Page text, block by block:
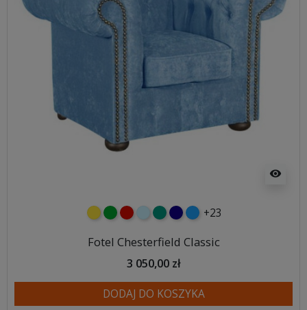
visibility
żółtyzielonyczerwony
błękitnyturkusowy
granatowy
niebieski
+23
Fotel Chesterfield Classic
3 050,00 zł
DODAJ DO KOSZYKA